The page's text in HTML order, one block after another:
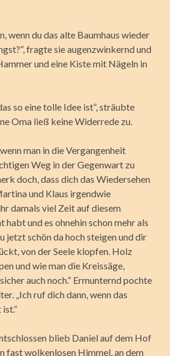
wenn du das alte Baumhaus wieder
fragte sie augenzwinkernd und
und eine Kiste mit Nägeln in
so eine tolle Idee ist“, sträubte
Oma ließ keine Widerrede zu.
man in die Vergangenheit
Weg in der Gegenwart zu
doch, dass dich das Wiedersehen
und Klaus irgendwie
damals viel Zeit auf diesem
habt und es ohnehin schon mehr als
jetzt schön da hoch steigen und dir
von der Seele klopfen. Holz
und wie man die Kreissäge,
auch noch.“ Ermunternd pochte
„Ich ruf dich dann, wenn das
blieb Daniel auf dem Hof
fast wolkenlosen Himmel, an dem